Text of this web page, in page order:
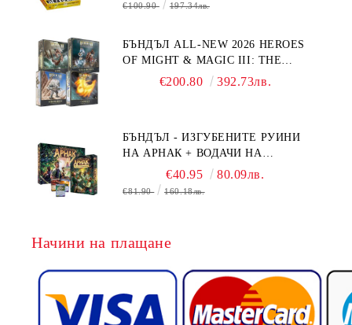
€100.90 197.34лв.
БЪНДЪЛ ALL-NEW 2026 HEROES
OF MIGHT & MAGIC III: THE
BOARD GAME EXPANSIONS -
€200.80 392.73лв.
БЪНДЪЛ - ИЗГУБЕНИТЕ РУИНИ
НА АРНАК + ВОДАЧИ НА
ЕКСПЕДИЦИИ + ПРОМО КАРТИ
БЕЗПЛАТНО
€40.95 80.09лв.
€81.90 160.18лв.
Начини на плащане